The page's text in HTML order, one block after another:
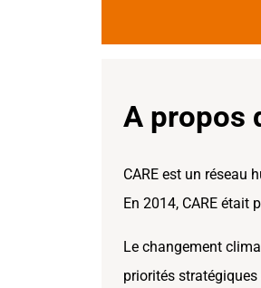
A propos
CARE est un réseau
En 2014, CARE était
Le changement
priorités